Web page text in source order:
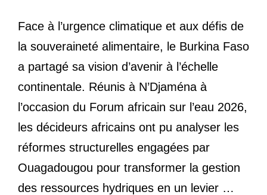
Face à l’urgence climatique et aux défis de
la souveraineté alimentaire, le Burkina Faso
a partagé sa vision d’avenir à l’échelle
continentale. Réunis à N’Djaména à
l’occasion du Forum africain sur l’eau 2026,
les décideurs africains ont pu analyser les
réformes structurelles engagées par
Ouagadougou pour transformer la gestion
des ressources hydriques en un levier …